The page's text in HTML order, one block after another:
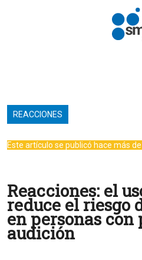
Pasar al contenido principal
REACCIONES
Este artículo se publicó hace más
Reacciones: el
reduce el riesgo
en personas con
audición